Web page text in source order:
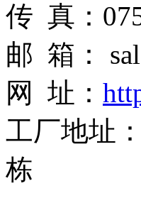
传 真：
邮 箱：
网 址：
工厂地址
栋